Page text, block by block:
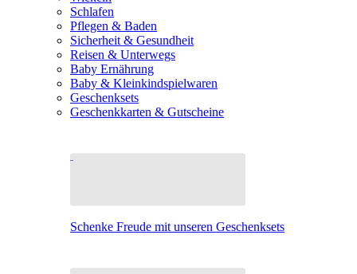
Schlafen
Pflegen & Baden
Sicherheit & Gesundheit
Reisen & Unterwegs
Baby Ernährung
Baby & Kleinkindspielwaren
Geschenksets
Geschenkkarten & Gutscheine
Schenke Freude mit unseren Geschenksets